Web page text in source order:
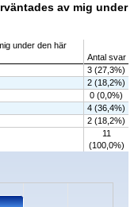
av mig under
under den här
Antal svar
3 (27,3%)
2 (18,2%)
0 (0,0%)
4 (36,4%)
2 (18,2%)
11
(100,0%)
0 to 4.